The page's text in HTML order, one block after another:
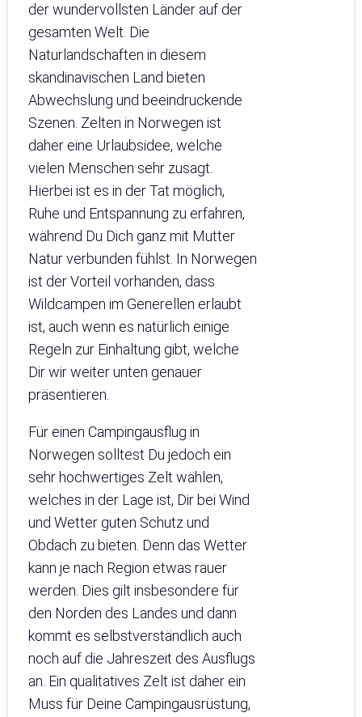
der wundervollsten Länder auf der
gesamten Welt. Die
Naturlandschaften in diesem
skandinavischen Land bieten
Abwechslung und beeindruckende
Szenen. Zelten in Norwegen ist
daher eine Urlaubsidee, welche
vielen Menschen sehr zusagt.
Hierbei ist es in der Tat möglich,
Ruhe und Entspannung zu erfahren,
während Du Dich ganz mit Mutter
Natur verbunden fühlst. In Norwegen
ist der Vorteil vorhanden, dass
Wildcampen im Generellen erlaubt
ist, auch wenn es natürlich einige
Regeln zur Einhaltung gibt, welche
Dir wir weiter unten genauer
präsentieren.
Für einen Campingausflug in
Norwegen solltest Du jedoch ein
sehr hochwertiges Zelt wählen,
welches in der Lage ist, Dir bei Wind
und Wetter guten Schutz und
Obdach zu bieten. Denn das Wetter
kann je nach Region etwas rauer
werden. Dies gilt insbesondere für
den Norden des Landes und dann
kommt es selbstverständlich auch
noch auf die Jahreszeit des Ausflugs
an. Ein qualitatives Zelt ist daher ein
Muss für Deine Campingausrüstung,